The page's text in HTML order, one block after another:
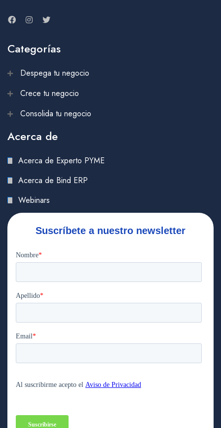
Categorías
Despega tu negocio
Crece tu negocio
Consolida tu negocio
Acerca de
Acerca de Experto PYME
Acerca de Bind ERP
Webinars
Suscríbete a nuestro newsletter